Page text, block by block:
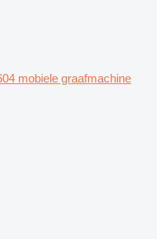
mobiele graafmachine